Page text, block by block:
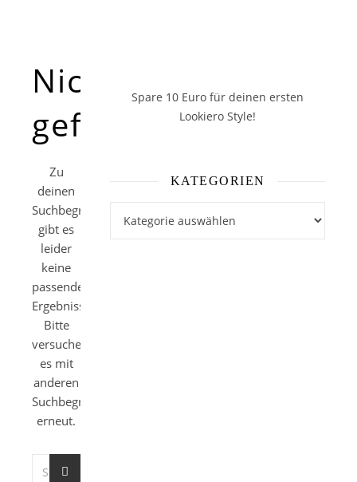
Nichts
gefunden!
Zu
deinen
Suchbegriffen
gibt es
leider
keine
passenden
Ergebnisse.
Bitte
versuche
es mit
anderen
Suchbegriffen
erneut.
Spare 10 Euro für deinen ersten
Lookiero Style!
KATEGORIEN